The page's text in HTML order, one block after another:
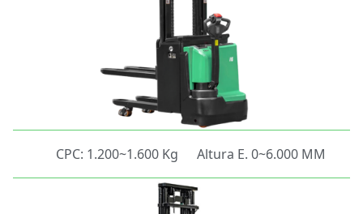
CPC: 1.200~1.600 Kg Altura E. 0~6.000 MM